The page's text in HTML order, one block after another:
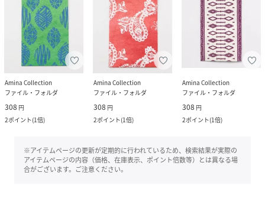
Amina Collection
ファイル・フォルダ
308 円
2ポイント(1倍)
Amina Collection
ファイル・フォルダ
308 円
2ポイント(1倍)
Amina Collection
ファイル・フォルダ
308 円
2ポイント(1倍)
※アイテムページの更新が定期的に行われているため、検索結果が実際の
アイテムページの内容（価格、在庫表示、ポイント倍数等）とは異なる場
合がございます。ご注意ください。